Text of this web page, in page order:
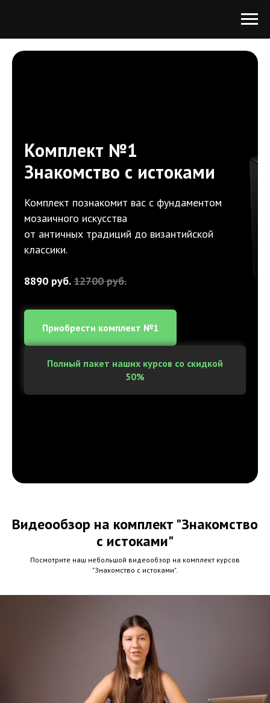
Комплект №1
Знакомство с истоками
Комплект познакомит вас с фундаментом
мозаичного искусства
от античных традиций до византийской
классики.
8890 руб.12700 руб.
Приобрести комплект №1
Полный пакет наших курсов со скидкой
50%
Видеообзор на комплект "Знакомство
с истоками"
Посмотрите наш небольшой видеообзор на комплект курсов
"Знакомство с истоками".